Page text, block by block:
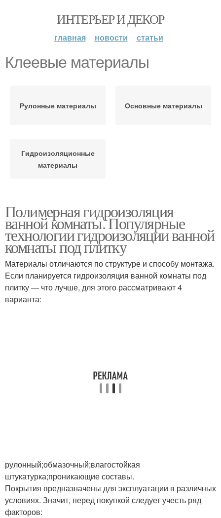
ИНТЕРЬЕР И ДЕКОР
главная новости статьи
Клеевые материалы
Рулонные материалы Основные материалы
Гидроизоляционные
материалы
Полимерная гидроизоляция
ванной комнаты. Популярные
технологии гидроизоляции ванной
комнаты под плитку
Материалы отличаются по структуре и способу монтажа.
Если планируется гидроизоляция ванной комнаты под
плитку — что лучше, для этого рассматривают 4
варианта:
рулонный;обмазочный;влагостойкая
штукатурка;проникающие составы.
Покрытия предназначены для эксплуатации в различных
условиях. Значит, перед покупкой следует учесть ряд
факторов: